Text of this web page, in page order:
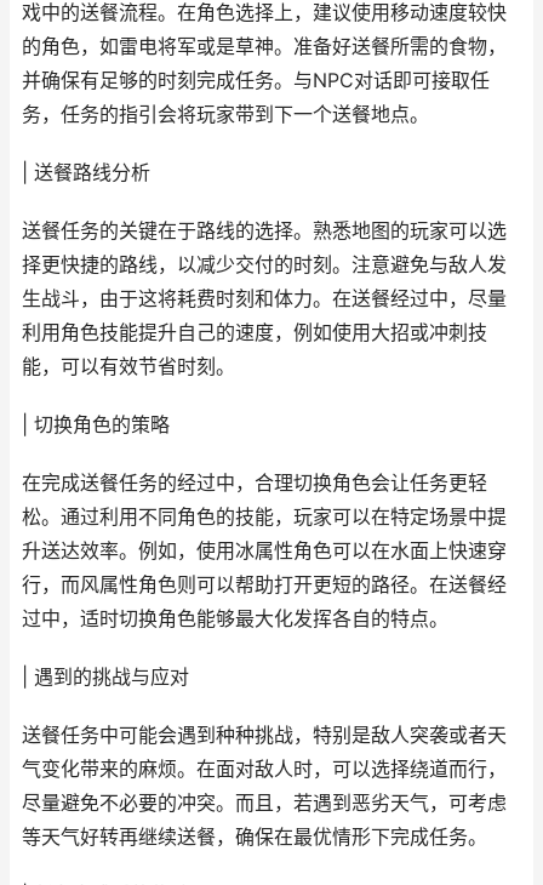
戏中的送餐流程。在角色选择上，建议使用移动速度较快
的角色，如雷电将军或是草神。准备好送餐所需的食物，
并确保有足够的时刻完成任务。与NPC对话即可接取任
务，任务的指引会将玩家带到下一个送餐地点。
| 送餐路线分析
送餐任务的关键在于路线的选择。熟悉地图的玩家可以选
择更快捷的路线，以减少交付的时刻。注意避免与敌人发
生战斗，由于这将耗费时刻和体力。在送餐经过中，尽量
利用角色技能提升自己的速度，例如使用大招或冲刺技
能，可以有效节省时刻。
| 切换角色的策略
在完成送餐任务的经过中，合理切换角色会让任务更轻
松。通过利用不同角色的技能，玩家可以在特定场景中提
升送达效率。例如，使用冰属性角色可以在水面上快速穿
行，而风属性角色则可以帮助打开更短的路径。在送餐经
过中，适时切换角色能够最大化发挥各自的特点。
| 遇到的挑战与应对
送餐任务中可能会遇到种种挑战，特别是敌人突袭或者天
气变化带来的麻烦。在面对敌人时，可以选择绕道而行，
尽量避免不必要的冲突。而且，若遇到恶劣天气，可考虑
等天气好转再继续送餐，确保在最优情形下完成任务。